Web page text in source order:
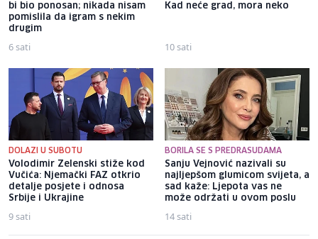
bi bio ponosan; nikada nisam
pomislila da igram s nekim
drugim
6 sati
Kad neće grad, mora neko
10 sati
DOLAZI U SUBOTU
Volodimir Zelenski stiže kod
Vučića: Njemački FAZ otkrio
detalje posjete i odnosa
Srbije i Ukrajine
9 sati
BORILA SE S PREDRASUDAMA
Sanju Vejnović nazivali su
najljepšom glumicom svijeta, a
sad kaže: Ljepota vas ne
može održati u ovom poslu
14 sati